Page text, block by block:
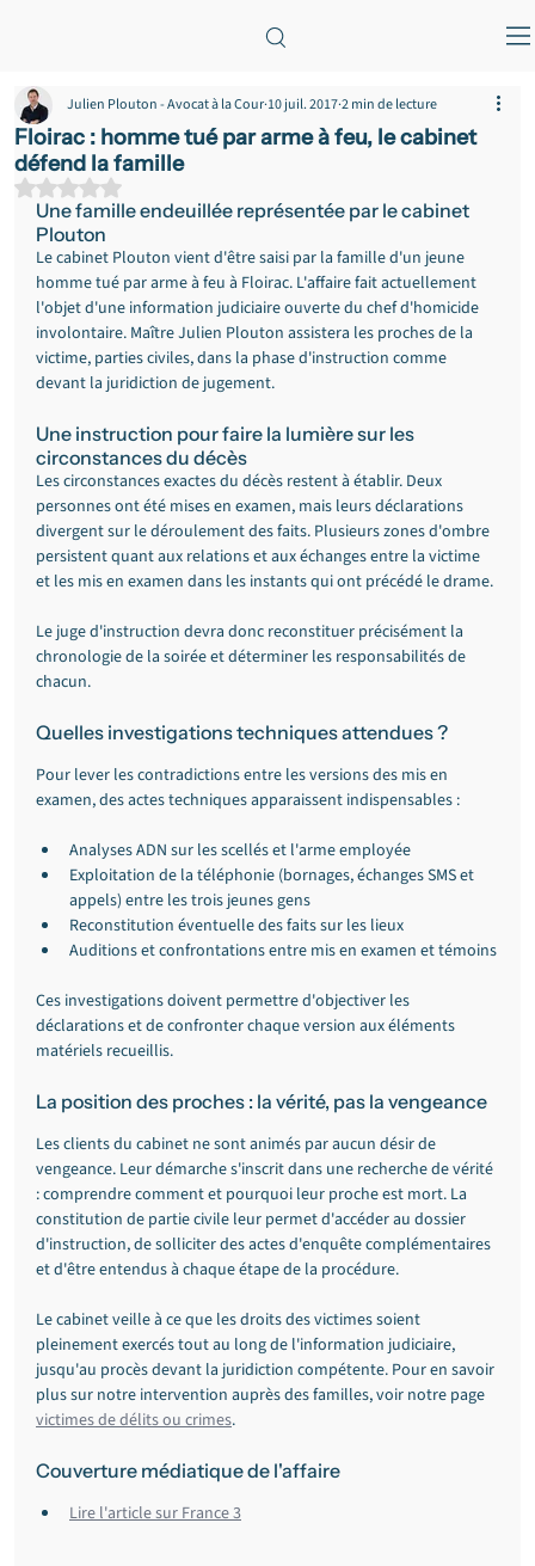
Floirac : homme tué par arme à feu, le cabinet
défend la famille
Julien Plouton - Avocat à la Cour 10 juil. 20172 min de lecture
Noté NaN étoiles sur 5.
Une famille endeuillée représentée par le cabinet
Plouton
Le cabinet Plouton vient d'être saisi par la famille d'un jeune
homme tué par arme à feu à Floirac. L'affaire fait actuellement
l'objet d'une information judiciaire ouverte du chef d'homicide
involontaire. Maître Julien Plouton assistera les proches de la
victime, parties civiles, dans la phase d'instruction comme
devant la juridiction de jugement.
Une instruction pour faire la lumière sur les
circonstances du décès
Les circonstances exactes du décès restent à établir. Deux
personnes ont été mises en examen, mais leurs déclarations
divergent sur le déroulement des faits. Plusieurs zones d'ombre
persistent quant aux relations et aux échanges entre la victime
et les mis en examen dans les instants qui ont précédé le drame.
Le juge d'instruction devra donc reconstituer précisément la
chronologie de la soirée et déterminer les responsabilités de
chacun.
Quelles investigations techniques attendues ?
Pour lever les contradictions entre les versions des mis en
examen, des actes techniques apparaissent indispensables :
Analyses ADN sur les scellés et l'arme employée
Exploitation de la téléphonie (bornages, échanges SMS et
appels) entre les trois jeunes gens
Reconstitution éventuelle des faits sur les lieux
Auditions et confrontations entre mis en examen et témoins
Ces investigations doivent permettre d'objectiver les
déclarations et de confronter chaque version aux éléments
matériels recueillis.
La position des proches : la vérité, pas la vengeance
Les clients du cabinet ne sont animés par aucun désir de
vengeance. Leur démarche s'inscrit dans une recherche de vérité
: comprendre comment et pourquoi leur proche est mort. La
constitution de partie civile leur permet d'accéder au dossier
d'instruction, de solliciter des actes d'enquête complémentaires
et d'être entendus à chaque étape de la procédure.
Le cabinet veille à ce que les droits des victimes soient
pleinement exercés tout au long de l'information judiciaire,
jusqu'au procès devant la juridiction compétente. Pour en savoir
plus sur notre intervention auprès des familles, voir notre page
victimes de délits ou crimes.
Couverture médiatique de l'affaire
Lire l'article sur France 3